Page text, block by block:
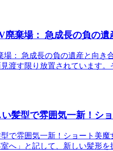
廃棄場： 急成長の負の遺
： 急成長の負の遺産と向
渡す限り放置されています
髪型で雰囲気一新！シ
で雰囲気一新！ショート美
へ」と記して、新しい髪形